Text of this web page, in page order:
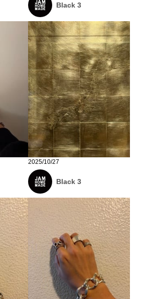
Black 3
2025/10/27
Black 3